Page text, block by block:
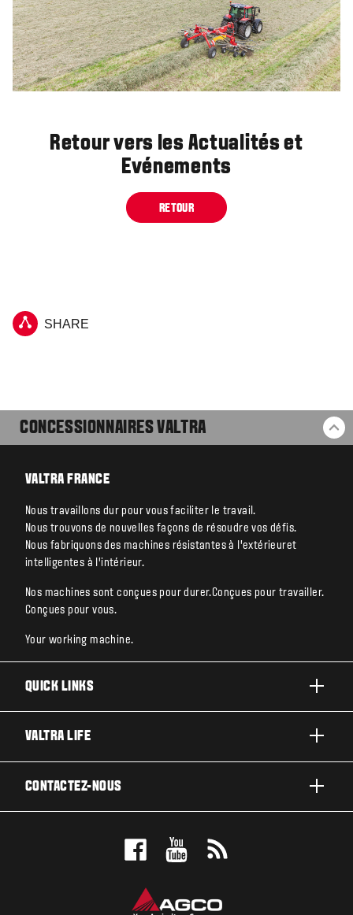
Retour vers les Actualités et
Evénements
RETOUR
SHARE
CONCESSIONNAIRES VALTRA
VALTRA FRANCE
Nous travaillons dur pour vous faciliter le travail.
Nous trouvons de nouvelles façons de résoudre vos défis.
Nous fabriquons des machines résistantes à l’extérieuret
intelligentes à l’intérieur.
Nos machines sont conçues pour durer.Conçues pour travailler.
Conçues pour vous.
Your working machine.
QUICK LINKS
TECHNOLOGIES
VALTRA LIFE
CONTACTEZ-NOUS
CONCESSIONNAIRES VALTRA